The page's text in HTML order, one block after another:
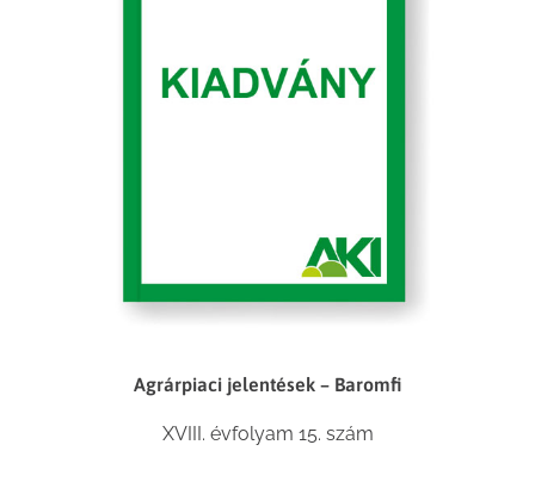
Agrárpiaci jelentések – Baromfi
XVIII. évfolyam 15. szám